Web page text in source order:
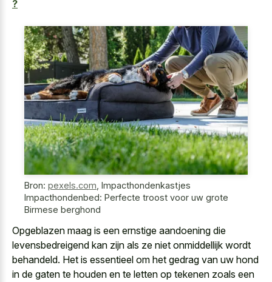
?
Bron: pexels.com Impacthondenkastjes
Impacthondenbed: Perfecte troost voor uw grote
Birmese berghond
Opgeblazen maag is een ernstige aandoening die
levensbedreigend kan zijn als ze niet onmiddellijk wordt
behandeld. Het is essentieel om het gedrag van uw hond
in de gaten te houden en te letten op tekenen zoals een